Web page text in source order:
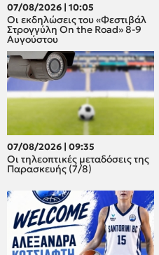
07/08/2026 | 10:05
Οι εκδηλώσεις του «Φεστιβάλ
Στρογγύλη On the Road» 8-9
Αυγούστου
07/08/2026 | 09:35
Οι τηλεοπτικές μεταδόσεις της
Παρασκευής (7/8)